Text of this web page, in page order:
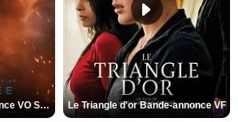
L'Odyssée Bande-annonce VO STFR Le Triangle d'or Bande-annonce VF